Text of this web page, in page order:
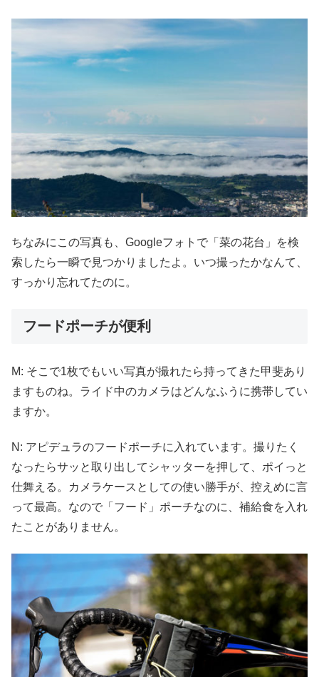
ちなみにこの写真も、Googleフォトで「菜の花台」を検
索したら一瞬で見つかりましたよ。いつ撮ったかなんて、
すっかり忘れてたのに。
フードポーチが便利
M: そこで1枚でもいい写真が撮れたら持ってきた甲斐あり
ますものね。ライド中のカメラはどんなふうに携帯してい
ますか。
N: アピデュラのフードポーチに入れています。撮りたく
なったらサッと取り出してシャッターを押して、ポイっと
仕舞える。カメラケースとしての使い勝手が、控えめに言
って最高。なので「フード」ポーチなのに、補給食を入れ
たことがありません。